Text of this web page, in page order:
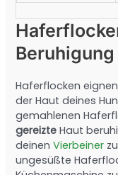
Haferflocken
der Haut deines
gemahlenen
gereizte Haut
deinenVierbeiner
ungesüßte